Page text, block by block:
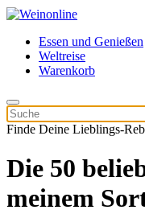
Essen und Genießen
Weltreise
Warenkorb
Finde Deine Lieblings-
Die 50
meinem